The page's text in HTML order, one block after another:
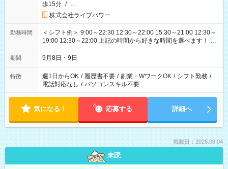
歩15分 / …
株式会社ライブパワー
勤務時間
＜シフト例＞ 9:00～22:30 12:30～22:00 15:30～21:00 12:30～
19:00 12:30～22:00 上記の時間から好きな時間を選べます！ ※
時間は変更となる可能性があります
期間 9月8日・9日
特徴 週1日からOK / 履歴書不要 / 副業・WワークOK / シフト勤務 /
電話対応なし / パソコンスキル不要
気になる！ 応募する 詳細へ
掲載日：2026.08.04
未読